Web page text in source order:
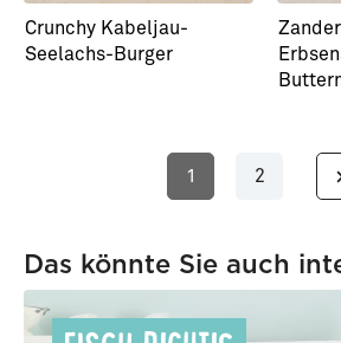
Crunchy Kabeljau-
Seelachs-Burger
Seite
1
2
Das könnte Sie auch